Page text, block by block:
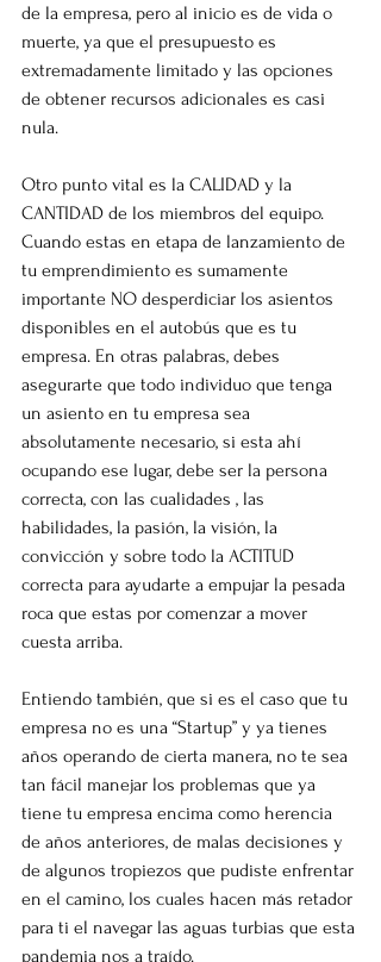
de la empresa, pero al inicio es de vida o
muerte, ya que el presupuesto es
extremadamente limitado y las opciones
de obtener recursos adicionales es casi
nula.
Otro punto vital es la CALIDAD y la
CANTIDAD de los miembros del equipo.
Cuando estas en etapa de lanzamiento de
tu emprendimiento es sumamente
importante NO desperdiciar los asientos
disponibles en el autobús que es tu
empresa. En otras palabras, debes
asegurarte que todo individuo que tenga
un asiento en tu empresa sea
absolutamente necesario, si esta ahí
ocupando ese lugar, debe ser la persona
correcta, con las cualidades , las
habilidades, la pasión, la visión, la
convicción y sobre todo la ACTITUD
correcta para ayudarte a empujar la pesada
roca que estas por comenzar a mover
cuesta arriba.
Entiendo también, que si es el caso que tu
empresa no es una “Startup” y ya tienes
años operando de cierta manera, no te sea
tan fácil manejar los problemas que ya
tiene tu empresa encima como herencia
de años anteriores, de malas decisiones y
de algunos tropiezos que pudiste enfrentar
en el camino, los cuales hacen más retador
para ti el navegar las aguas turbias que esta
pandemia nos a traído.